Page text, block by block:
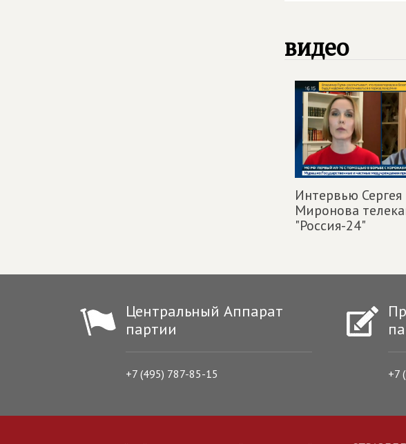
видео
Интервью Сергея
Миронова
"Россия-24"
Центральный Аппарат
партии
+7 (495) 787-85-15 +7